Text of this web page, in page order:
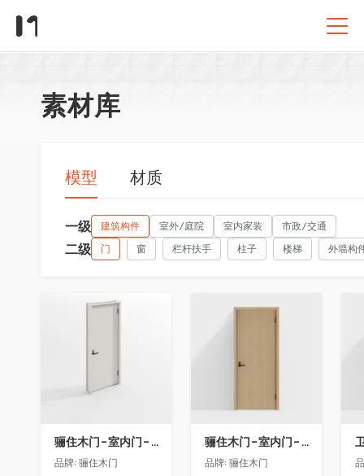
素材库
模型 材质
一级 建筑构件 室外/庭院 室内家装 市政/交通
二级 门 窗 栏杆扶手 柱子 楼梯 外墙构
收藏
骊住木门-室内门-单开门-BFA-EF浅灰色
品牌: 骊住木门
收藏
骊住木门-室内门-单开门-BFA-PP麦芽黄色
品牌: 骊住木门